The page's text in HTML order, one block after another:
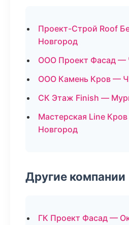
Проект-Строй Roof
Новгород
ООО Проект Фасад —
ООО Камень Кров —
СК Этаж Finish —
Мастерская Line
Новгород
Другие компании
ГК Проект Фасад —